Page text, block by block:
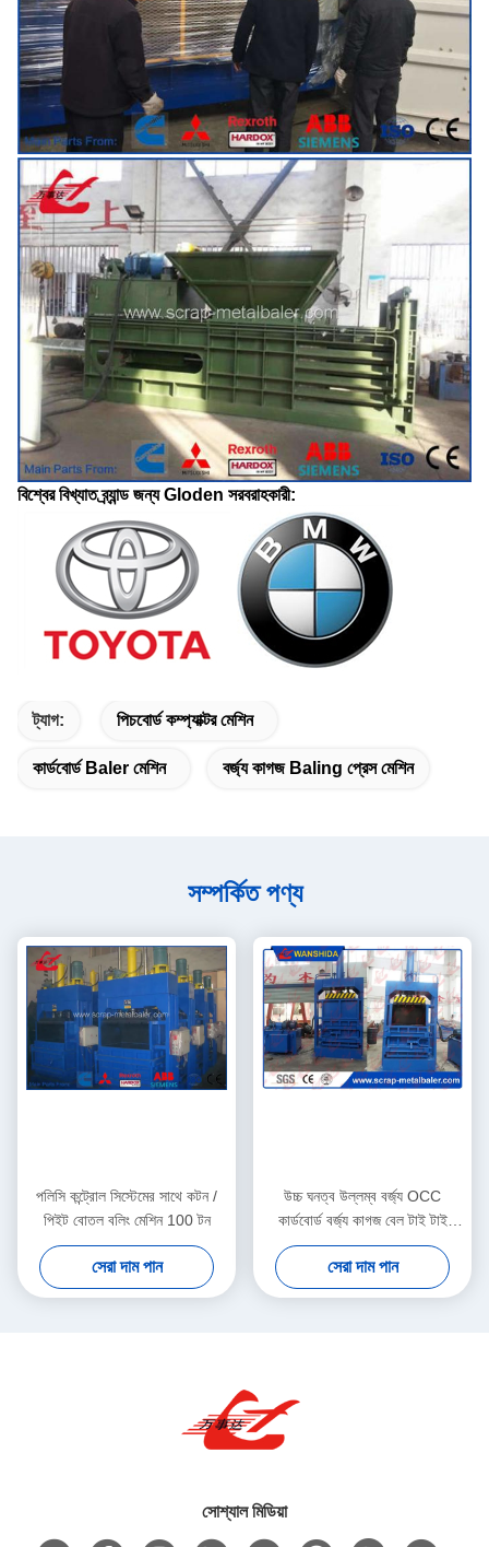
বিশ্বের বিখ্যাত ব্র্যান্ড জন্য Gloden সরবরাহকারী:
ট্যাগ: পিচবোর্ড কম্প্যাক্টর মেশিন
কার্ডবোর্ড Baler মেশিন বর্জ্য কাগজ Baling প্রেস মেশিন
সম্পর্কিত পণ্য
পলিসি কন্ট্রোল সিস্টেমের সাথে কটন /
পিইট বোতল বলিং মেশিন 100 টন
সেরা দাম পান
উচ্চ ঘনত্ব উল্লম্ব বর্জ্য OCC
কার্ডবোর্ড বর্জ্য কাগজ বেল টাই টাই
Y82-100
সেরা দাম পান
সোশ্যাল মিডিয়া